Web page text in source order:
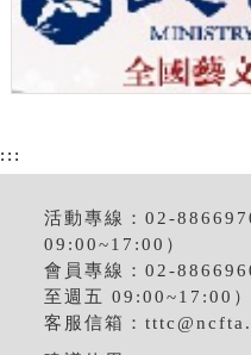
:::
活動專線：02-
09:00~17:00）
會員專線：02-
至週五 09:00~17:00）
客服信箱：